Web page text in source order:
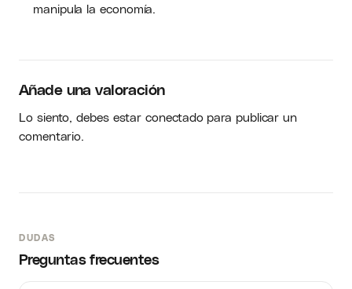
manipula la economía.
Añade una valoración
Lo siento, debes estarconectadopara publicar un
comentario.
DUDAS
Preguntas frecuentes